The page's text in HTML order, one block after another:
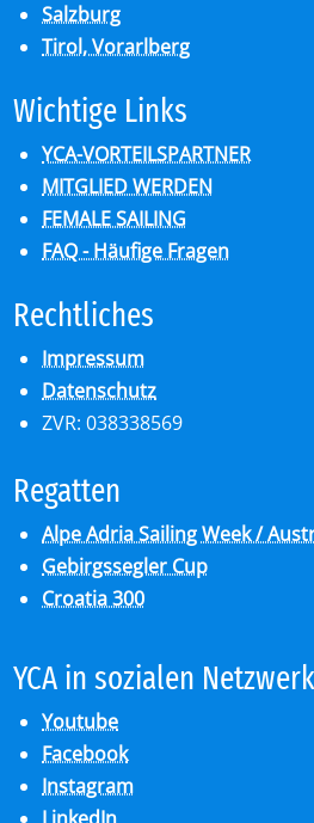
Salzburg
Tirol, Vorarlberg
Wich­ti­ge Links
YCA-VORTEILSPARTNER
MITGLIED WERDEN
FEMALE SAILING
FAQ - Häufige Fragen
Recht­li­ches
Impressum
Datenschutz
ZVR: 038338569
Re­gat­ten
Alpe Adria Sailing Week /
Gebirgssegler Cup
Croatia 300
YCA in so­zia­len
Youtube
Facebook
Instagram